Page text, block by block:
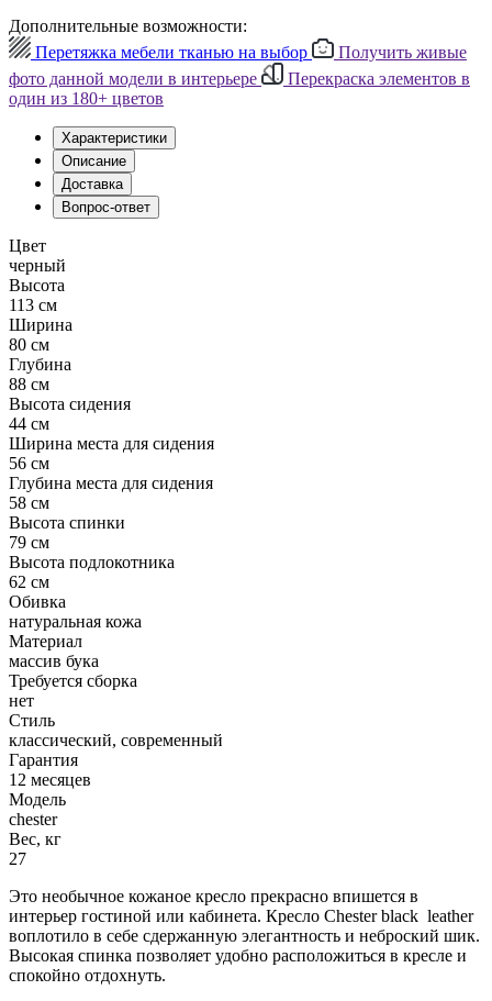
Дополнительные возможности:
Перетяжка мебели тканью на выбор
Получить живые
фото данной модели в интерьере
Перекраска элементов в
один из 180+ цветов
Характеристики
Описание
Доставка
Вопрос-ответ
Цвет
черный
Высота
113 см
Ширина
80 см
Глубина
88 см
Высота сидения
44 см
Ширина места для сидения
56 см
Глубина места для сидения
58 см
Высота спинки
79 см
Высота подлокотника
62 см
Обивка
натуральная кожа
Материал
массив бука
Требуется сборка
нет
Стиль
классический, современный
Гарантия
12 месяцев
Модель
chester
Вес, кг
27
Это необычное кожаное кресло прекрасно впишется в
интерьер гостиной или кабинета. Кресло Chester black leather
воплотило в себе сдержанную элегантность и неброский шик.
Высокая спинка позволяет удобно расположиться в кресле и
спокойно отдохнуть.